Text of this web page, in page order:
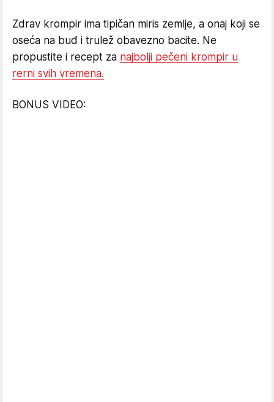
Zdrav krompir ima tipičan miris zemlje, a onaj koji se
oseća na buđ i trulež obavezno bacite. Ne
propustite i recept za najbolji pečeni krompir u
rerni svih vremena.
BONUS VIDEO: